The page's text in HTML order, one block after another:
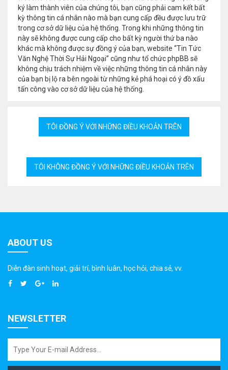
ký làm thành viên của chúng tôi, bạn cũng phải cam kết bất
kỳ thông tin cá nhân nào mà bạn cung cấp đều được lưu trữ
trong cơ sở dữ liệu của hệ thống. Trong khi những thông tin
này sẽ không được cung cấp cho bất kỳ người thứ ba nào
khác mà không được sự đồng ý của bạn, website “Tin Tức
Văn Nghệ Thời Sự Hải Ngoại” cũng như tổ chức phpBB sẽ
không chịu trách nhiệm về việc những thông tin cá nhân này
của bạn bị lộ ra bên ngoài từ những kẻ phá hoại có ý đồ xấu
tấn công vào cơ sở dữ liệu của hệ thống.
ABOUT US
Diễn đàn sinh hoạt, giải trí, bình luân, học hỏi, chia sẻ, vv.
NEWSLETTER